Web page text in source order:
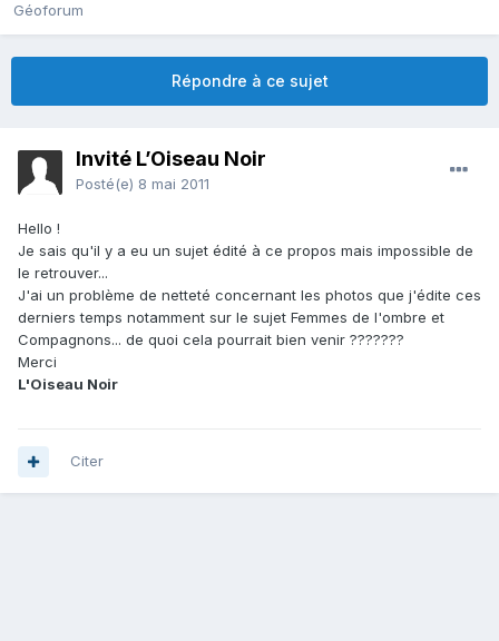
Géoforum
Répondre à ce sujet
Invité L’Oiseau Noir
Posté(e) 8 mai 2011
Hello !
Je sais qu'il y a eu un sujet édité à ce propos mais impossible de
le retrouver...
J'ai un problème de netteté concernant les photos que j'édite ces
derniers temps notamment sur le sujet Femmes de l'ombre et
Compagnons... de quoi cela pourrait bien venir ???????
Merci
L'Oiseau Noir
Citer